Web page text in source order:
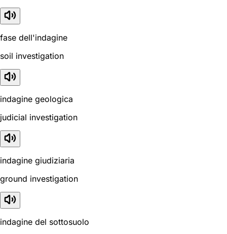
fase dell'indagine
soil investigation
indagine geologica
judicial investigation
indagine giudiziaria
ground investigation
indagine del sottosuolo